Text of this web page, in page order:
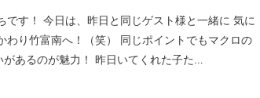
です！ 今日は、昨日と同じゲスト様と一緒に 気に
わり竹富南へ！（笑） 同じポイントでもマクロの
あるのが魅力！ 昨日いてくれた子た…